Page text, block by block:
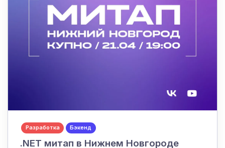
Разработка Бэкенд
.NET митап в Нижнем Новгороде